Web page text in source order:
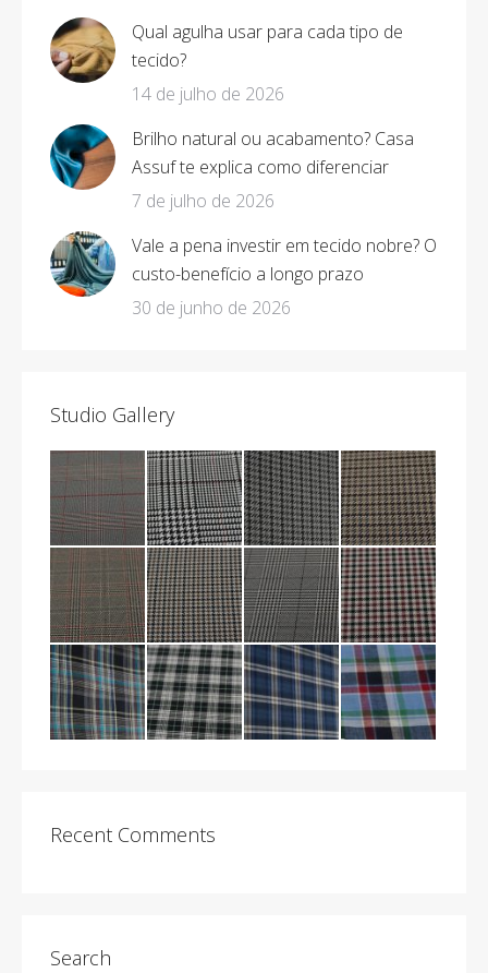
Qual agulha usar para cada tipo de
tecido?
14 de julho de 2026
Brilho natural ou acabamento? Casa
Assuf te explica como diferenciar
7 de julho de 2026
Vale a pena investir em tecido nobre? O
custo-benefício a longo prazo
30 de junho de 2026
Studio Gallery
Recent Comments
Search